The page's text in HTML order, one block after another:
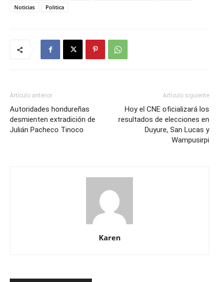
Noticias
Politica
Artículo anterior
Autoridades hondureñas
desmienten extradición de
Julián Pacheco Tinoco
Artículo siguiente
Hoy el CNE oficializará los
resultados de elecciones en
Duyure, San Lucas y
Wampusirpi
Karen